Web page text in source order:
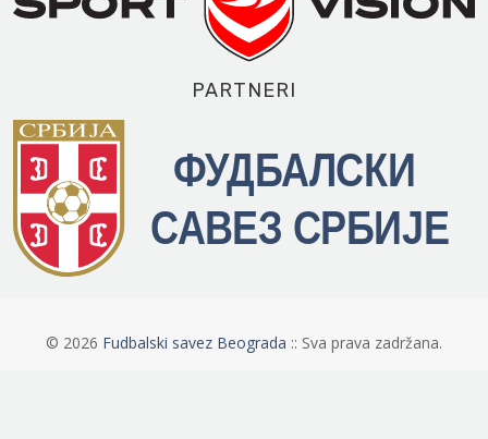
PARTNERI
© 2026 Fudbalski savez Beograda :: Sva prava zadržana.